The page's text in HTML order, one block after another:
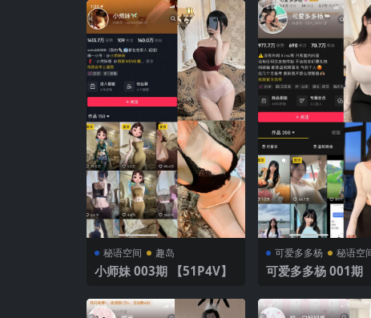
秘语空间 趣岛
小师妹 003期 【51P4V】
可爱多多杨 秘语空
可爱多多杨 001期 【61P5